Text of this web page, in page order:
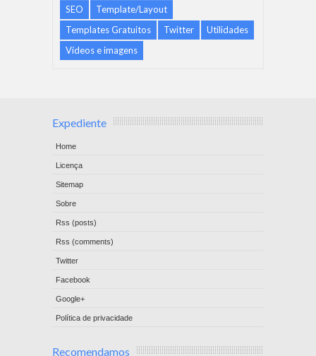
SEO
Template/Layout
Templates Gratuitos
Twitter
Utilidades
Vídeos e imagens
Expediente
Home
Licença
Sitemap
Sobre
Rss (posts)
Rss (comments)
Twitter
Facebook
Google+
Política de privacidade
Recomendamos